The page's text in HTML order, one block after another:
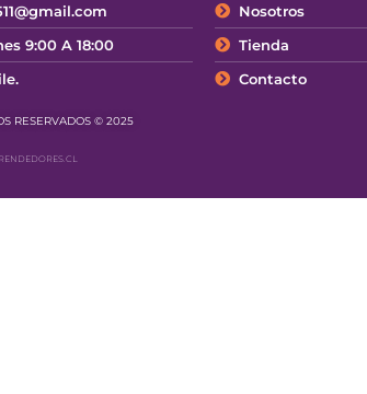
9:00 A 18:00
RESERVADOS © 2025
Nosotros
Tienda
Contacto